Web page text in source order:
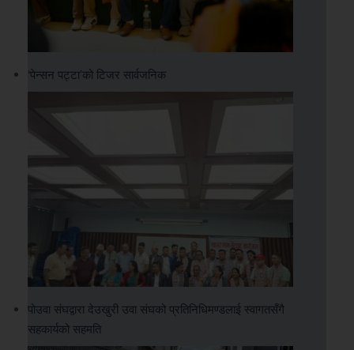
‘पेन्सन पट्टा’को टिजर सार्वजनिक
पोउवा संघद्वारा देउखुरी उवा संघको प्रतिनिधिमण्डलाई स्वागतसँगै
सहकार्यको सहमति